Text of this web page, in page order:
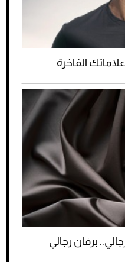
من علاماتك الفاخرة
برفان رجالي